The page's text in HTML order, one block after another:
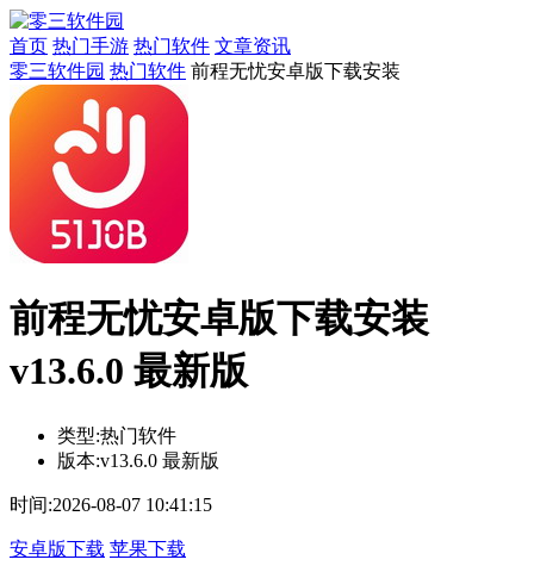
首页 热门手游 热门软件 文章资讯
零三软件园 热门软件 前程无忧安卓版下载安装
前程无忧安卓版下载安装
v13.6.0 最新版
类型:热门软件
版本:v13.6.0 最新版
时间:2026-08-07 10:41:15
安卓版下载 苹果下载